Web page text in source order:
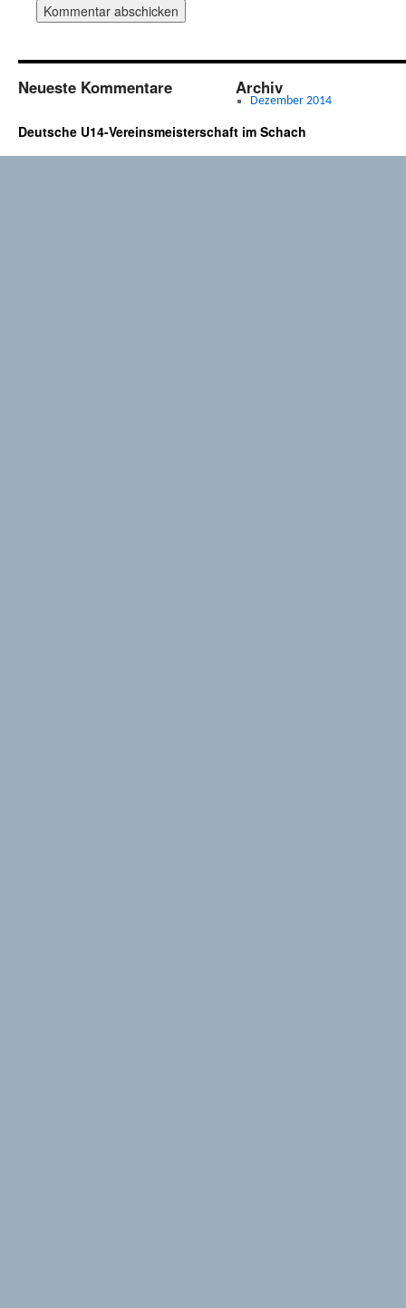
Neueste Kommentare Archiv
Dezember 2014
Deutsche U14-Vereinsmeisterschaft im Schach